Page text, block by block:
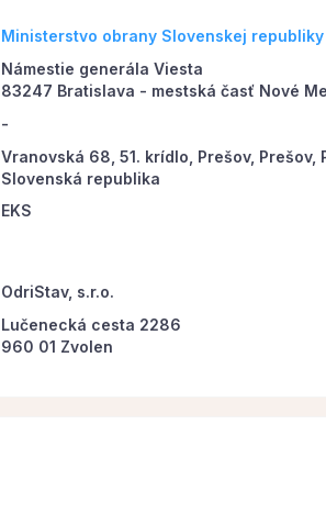
Ministerstvo obrany Slovenskej republiky
Námestie generála Viesta
83247 Bratislava - mestská časť Nové
-
Vranovská 68, 51. krídlo, Prešov, Prešov,
Slovenská republika
EKS
OdriStav, s.r.o.
Lučenecká cesta 2286
960 01 Zvolen